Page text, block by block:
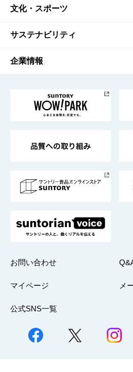
商品一覧
商品発売情報
栄養成分一覧
知る・楽しむTOP
キャンペーン
工場見学
地域情報
文化・スポーツ
文化・スポーツTOP
サントリーホール
サントリーサンバーズ大阪
サステナビリティ
サステナビリティTOP
サントリーが考えるサステナ
企業情報
企業概要
採用情報
お問い合わせ
マイページ メ
公式SNS一覧